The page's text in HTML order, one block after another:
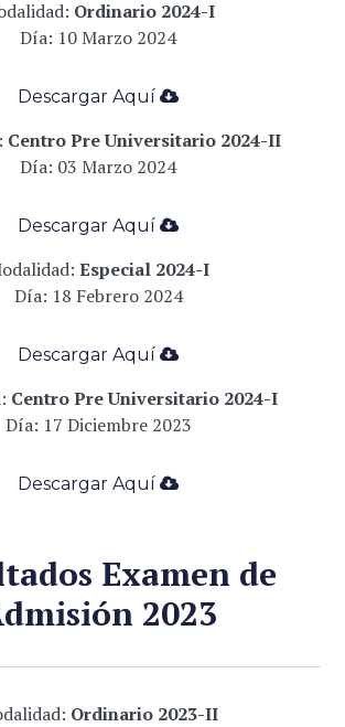
Ordinario 2024-I
Día: 10 Marzo 2024
Descargar Aquí
Centro Pre Universitario 2024-II
Día: 03 Marzo 2024
Descargar Aquí
Especial 2024-I
Día: 18 Febrero 2024
Descargar Aquí
Centro Pre Universitario 2024-I
Día: 17 Diciembre 2023
Descargar Aquí
Examen de
2023
Ordinario 2023-II